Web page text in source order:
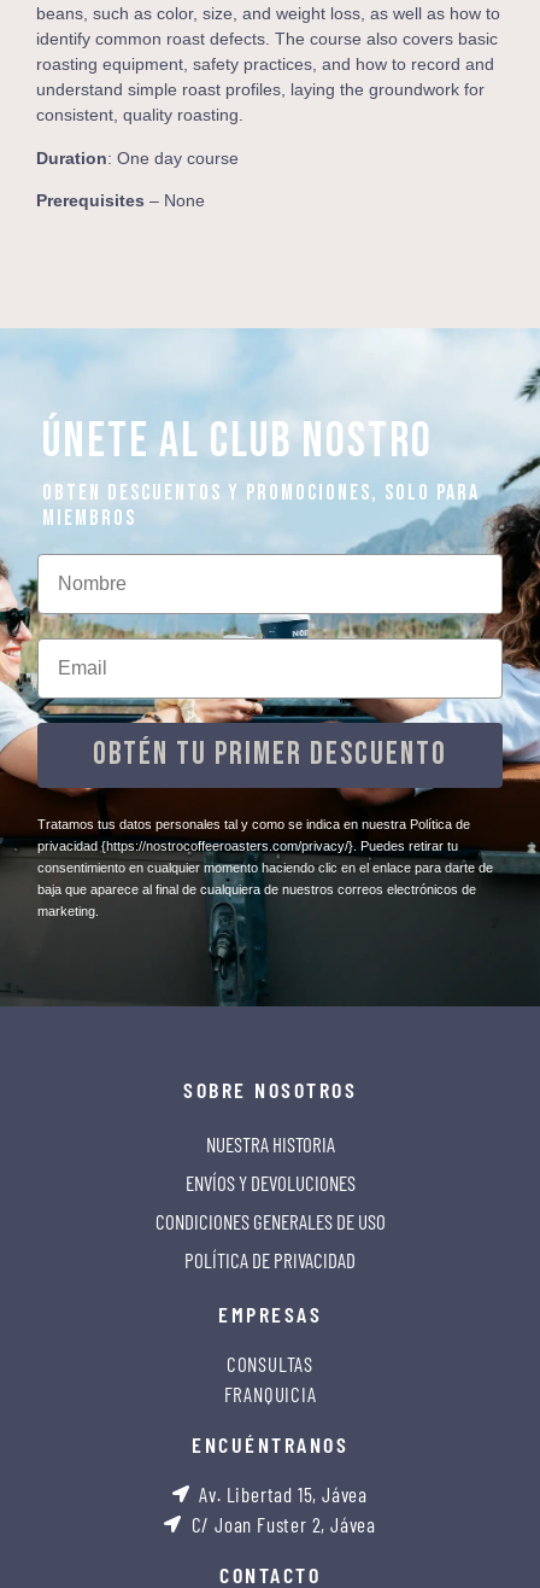
beans, such as color, size, and weight loss, as well as how to
identify common roast defects. The course also covers basic
roasting equipment, safety practices, and how to record and
understand simple roast profiles, laying the groundwork for
consistent, quality roasting.
Duration: One day course
Prerequisites – None
ÚNETE AL CLUB NOSTRO
OBTEN DESCUENTOS Y PROMOCIONES, SOLO PARA
MIEMBROS
Nombre
Email
OBTÉN TU PRIMER DESCUENTO
​Tratamos tus datos personales tal y como se indica en nuestra Política de
privacidad {https://nostrocoffeeroasters.com/privacy/} . Puedes retirar tu
consentimiento en cualquier momento haciendo clic en el enlace para darte de
baja que aparece al final de cualquiera de nuestros correos electrónicos de
marketing.
SOBRE NOSOTROS
NUESTRA HISTORIA
ENVÍOS Y DEVOLUCIONES
CONDICIONES GENERALES DE USO
POLÍTICA DE PRIVACIDAD
EMPRESAS
CONSULTAS
FRANQUICIA
ENCUÉNTRANOS
Av. Libertad 15, Jávea
C/ Joan Fuster 2, Jávea
CONTACTO